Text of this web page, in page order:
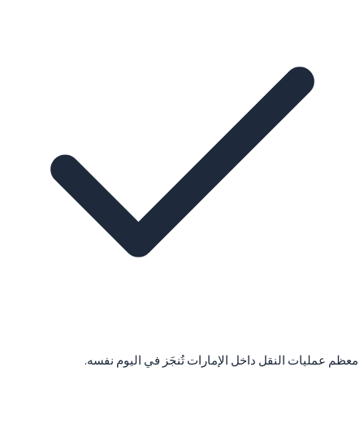
معظم عمليات النقل داخل الإمارات تُنجَز في اليوم نفسه.